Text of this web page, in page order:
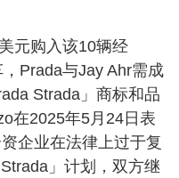
元购入该10辆经
Prada与Jay Ahr需成
Strada」商标和品
在2025年5月24日表
企业在法律上过于复
」计划，双方继